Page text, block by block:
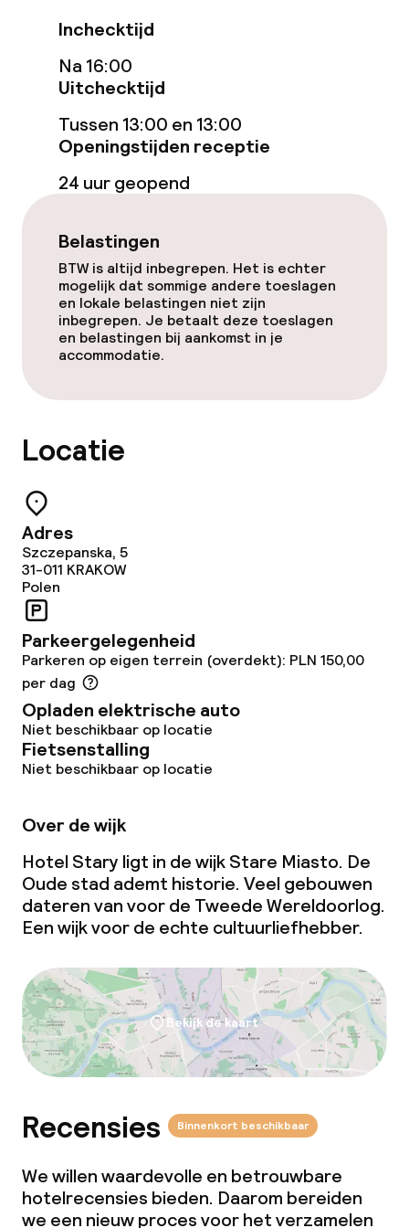
Stoombad
Turks stoombad (hamam)
Spa behandelingen
Massage
Fitnessruimte / gym
Entertainment
Gratis wifi
Eet- en drinkgelegenheden
Bar
Eet- en drinkdiensten
Ontbijtbuffet
Lunch à la carte
Diner à la carte
Roomservice
Faciliteiten en diensten voor kinderen
Babysitservice
Wasfaciliteiten (wasmachine)
Wasservice
Conferentieruimte
Vergaderruimte
Inchecktijd
Na 16:00
Uitchecktijd
Tussen 13:00 en 13:00
Openingstijden receptie
24 uur geopend
Belastingen
BTW is altijd inbegrepen. Het is echter
mogelijk dat sommige andere toeslagen
en lokale belastingen niet zijn
inbegrepen. Je betaalt deze toeslagen
en belastingen bij aankomst in je
accommodatie.
Locatie
Adres
Szczepanska, 5
31-011 KRAKOW
Polen
Parkeergelegenheid
Parkeren op eigen terrein (overdekt): PLN 150,00
per dag
Opladen elektrische auto
Niet beschikbaar op locatie
Fietsenstalling
Niet beschikbaar op locatie
Over de wijk
Hotel Stary ligt in de wijk Stare Miasto. De
Oude stad ademt historie. Veel gebouwen
dateren van voor de Tweede Wereldoorlog.
Een wijk voor de echte cultuurliefhebber.
Bekijk de kaart
Recensies Binnenkort beschikbaar
We willen waardevolle en betrouwbare
hotelrecensies bieden. Daarom bereiden
we een nieuw proces voor het verzamelen